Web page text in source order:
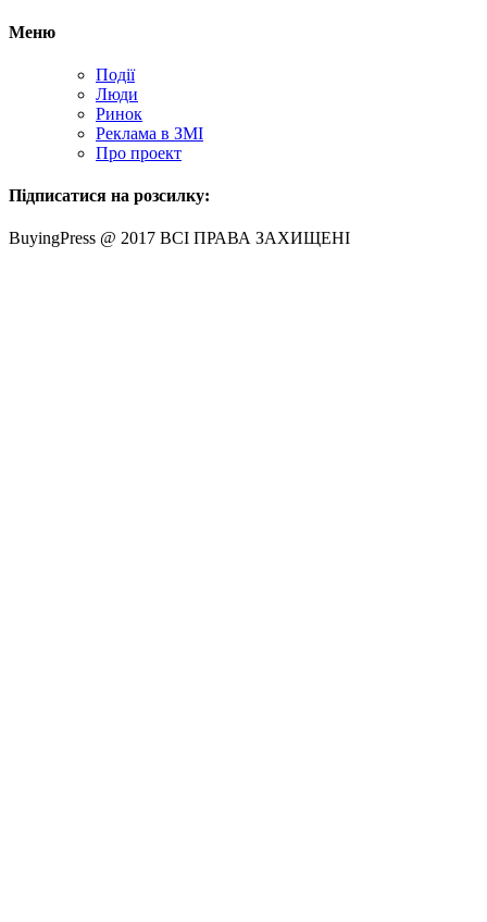
Меню
Події
Люди
Ринок
Реклама в ЗМІ
Про проект
Підписатися на розсилку:
BuyingPress @ 2017 ВСІ ПРАВА ЗАХИЩЕНІ